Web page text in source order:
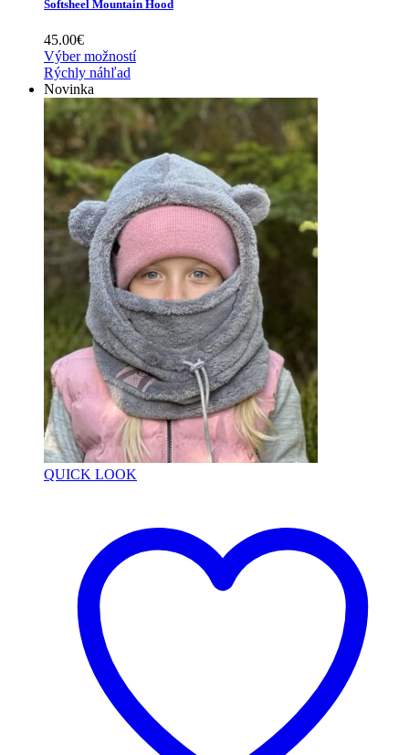
Softsheel Mountain Hood
45.00€
Výber možností
Rýchly náhľad
Novinka
QUICK LOOK